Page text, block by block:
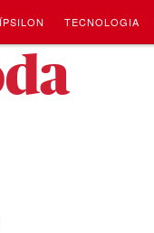
TECNOLOGIA